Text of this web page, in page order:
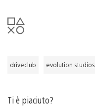
driveclub evolution studios
Ti è piaciuto?